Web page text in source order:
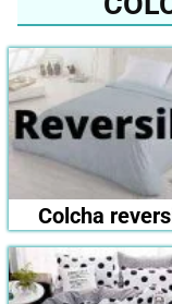
Colcha